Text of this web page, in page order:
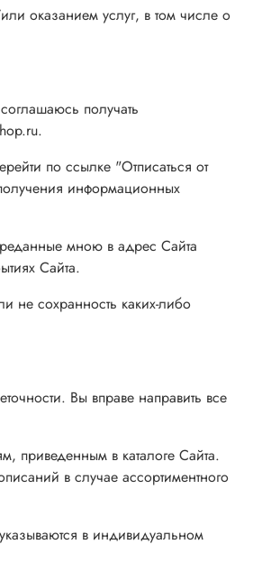
оказанием услуг, в том числе о
получать
по ссылке "Отписаться от
информационных
мною в адрес Сайта
Сайта.
не сохранность каких-либо
Вы вправе направить все
приведенным в каталоге Сайта.
в случае ассортиментного
в индивидуальном